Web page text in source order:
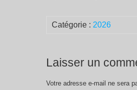
Catégorie : 2026
Laisser un
Votre adresse e-mail ne sera